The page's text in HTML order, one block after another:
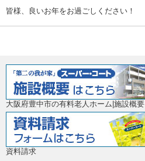
皆様、良いお年をお過ごしください！
大阪府豊中市の有料老人ホーム|施設概要
資料請求